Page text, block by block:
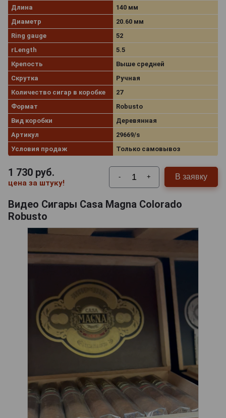
Длина
140 мм
Диаметр
20.60 мм
Ring gauge
52
rLength
5.5
Крепость
Выше средней
Скрутка
Ручная
Количество сигар в коробке
27
Формат
Robusto
Вид коробки
Деревянная
Артикул
29669/s
Условия продаж
Только самовывоз
1 730 руб.
цена за штуку!
- + В заявку
Видео Сигары Casa Magna Colorado
Robusto